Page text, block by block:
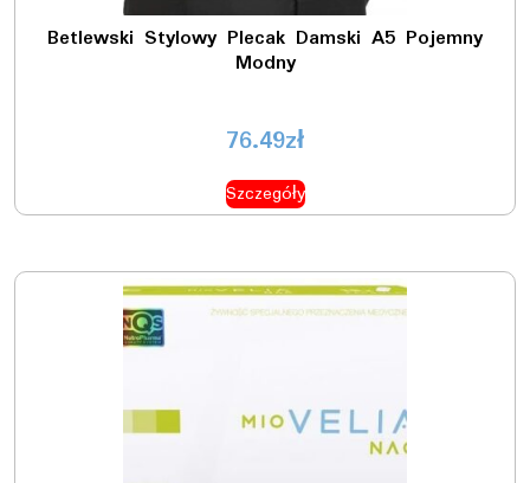
Betlewski Stylowy Plecak Damski A5 Pojemny
Modny
76.49zł
Szczegóły